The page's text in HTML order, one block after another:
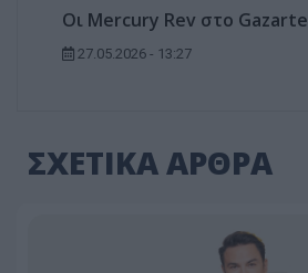
Οι Mercury Rev στο Gazarte
27.05.2026 - 13:27
ΣΧΕΤΙΚΑ ΑΡΘΡΑ